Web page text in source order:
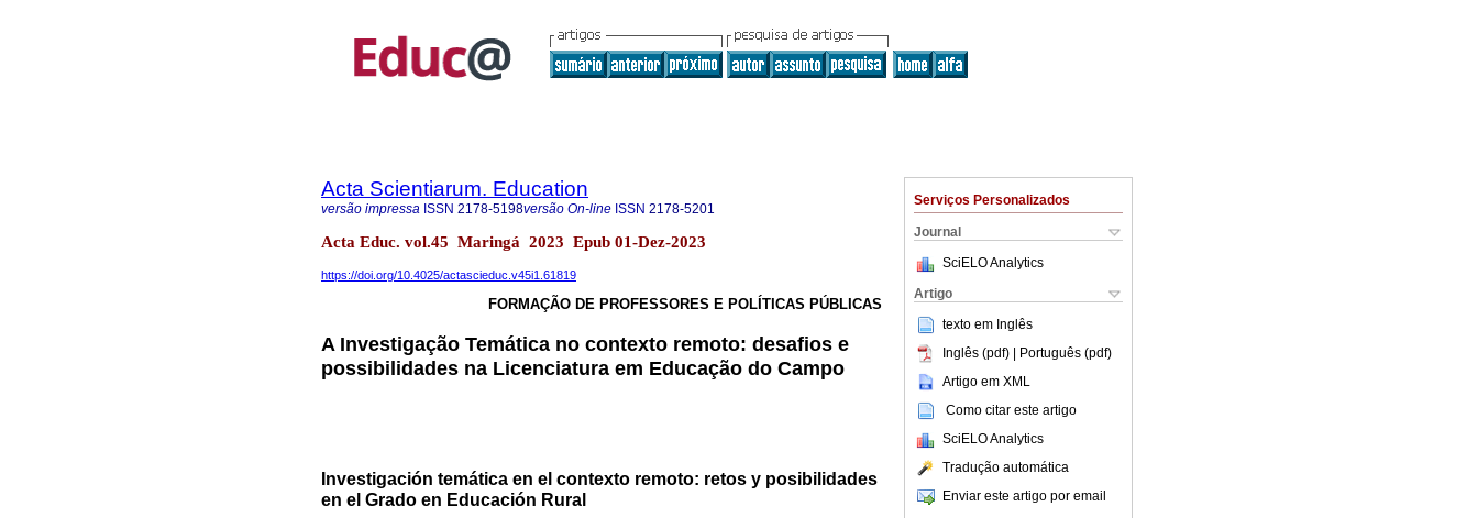
Serviços Personalizados
Journal
SciELO Analytics
Artigo
texto em Inglês
Inglês (pdf) | Português (pdf)
Artigo em XML
Como citar este artigo
SciELO Analytics
Tradução automática
Enviar este artigo por email
Acta Scientiarum. Education
versão impressa ISSN 2178-5198versão On-line ISSN 2178-5201
Acta Educ. vol.45 Maringá 2023 Epub 01-Dez-2023
https://doi.org/10.4025/actascieduc.v45i1.61819
FORMAÇÃO DE PROFESSORES E POLÍTICAS PÚBLICAS
A Investigação Temática no contexto remoto: desafios e
possibilidades na Licenciatura em Educação do Campo
Investigación temática en el contexto remoto: retos y posibilidades
en el Grado en Educación Rural